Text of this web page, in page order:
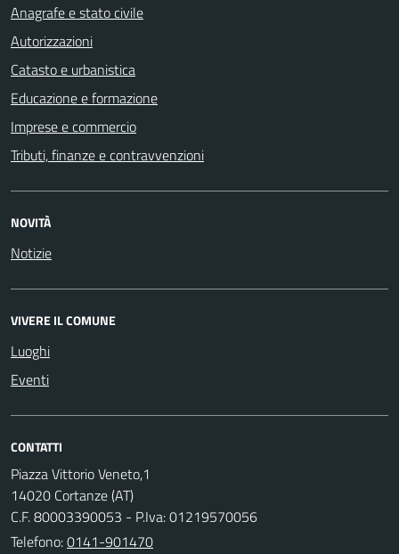
Anagrafe e stato civile
Autorizzazioni
Catasto e urbanistica
Educazione e formazione
Imprese e commercio
Tributi, finanze e contravvenzioni
NOVITÀ
Notizie
VIVERE IL COMUNE
Luoghi
Eventi
CONTATTI
Piazza Vittorio Veneto,1
14020 Cortanze (AT)
C.F. 80003390053 - P.Iva: 01219570056
Telefono:0141-901470